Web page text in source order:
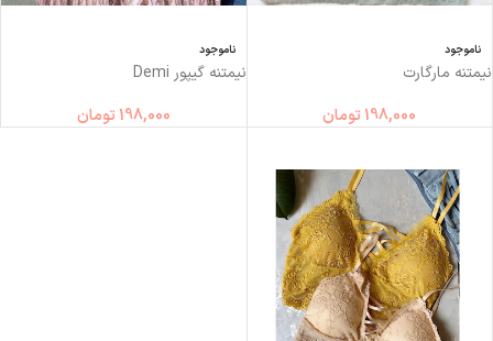
ناموجود
نیمتنه مارگارت
198,000 تومان
ناموجود
نیمتنه گیپور Demi
198,000 تومان